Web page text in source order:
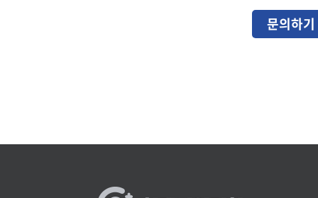
문의하기